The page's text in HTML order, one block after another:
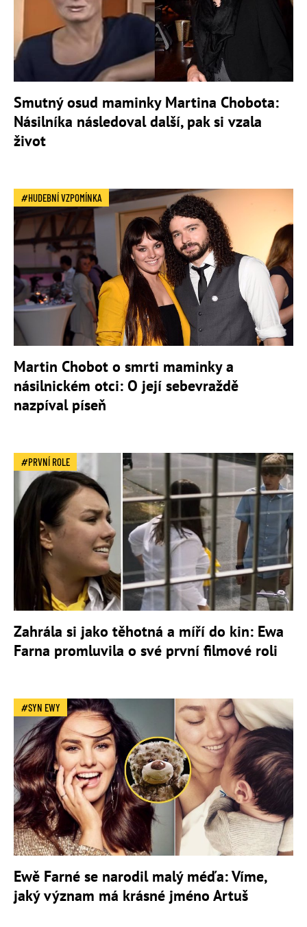
Smutný osud maminky Martina Chobota:
Násilníka následoval další, pak si vzala
život
HUDEBNÍ VZPOMÍNKA
Martin Chobot o smrti maminky a
násilnickém otci: O její sebevraždě
nazpíval píseň
PRVNÍ ROLE
Zahrála si jako těhotná a míří do kin: Ewa
Farna promluvila o své první filmové roli
SYN EWY
Ewě Farné se narodil malý méďa: Víme,
jaký význam má krásné jméno Artuš